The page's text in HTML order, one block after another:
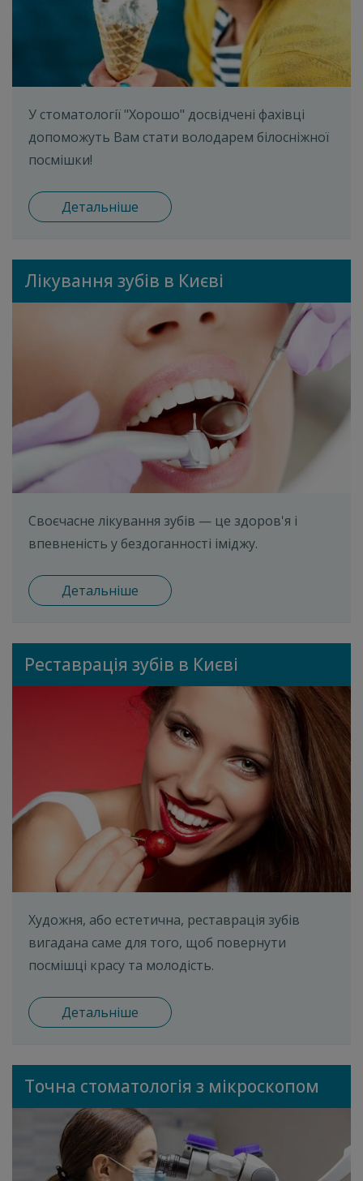
У стоматології "Хорошо" досвідчені фахівці
допоможуть Вам стати володарем білосніжної
посмішки!
Детальніше
Лікування зубів в Києві
Своєчасне лікування зубів — це здоров'я і
впевненість у бездоганності іміджу.
Детальніше
Реставрація зубів в Києві
Художня, або естетична, реставрація зубів
вигадана саме для того, щоб повернути
посмішці красу та молодість.
Детальніше
Точна стоматологія з мікроскопом